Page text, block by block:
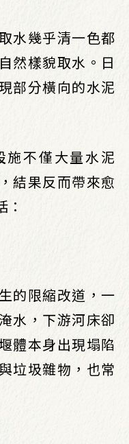
水幾乎清一色都
然樣貌取水。日
部分橫向的水泥
施不僅大量水泥
結果反而帶來愈
的限縮改道，一
水，下游河床卻
體本身出現塌陷
垃圾雜物，也常